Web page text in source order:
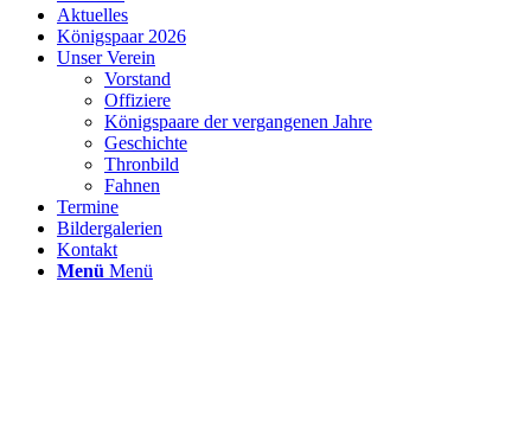
Aktuelles
Königspaar 2026
Unser Verein
Vorstand
Offiziere
Königspaare der vergangenen Jahre
Geschichte
Thronbild
Fahnen
Termine
Bildergalerien
Kontakt
Menü Menü